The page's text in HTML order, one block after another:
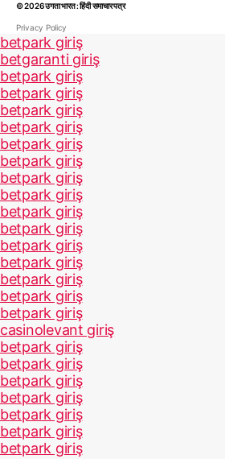
© 2026उगता भारत : हिंदी समाचार पत्र
Privacy Policy
betpark giriş
betgaranti giriş
betpark giriş
betpark giriş
betpark giriş
betpark giriş
betpark giriş
betpark giriş
betpark giriş
betpark giriş
betpark giriş
betpark giriş
betpark giriş
betpark giriş
betpark giriş
betpark giriş
betpark giriş
casinolevant giriş
betpark giriş
betpark giriş
betpark giriş
betpark giriş
betpark giriş
betpark giriş
betpark giriş